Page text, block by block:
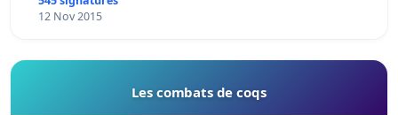
12 Nov 2015
Les combats de coqs